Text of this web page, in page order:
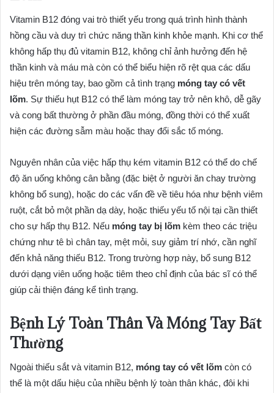
Vitamin B12 đóng vai trò thiết yếu trong quá trình hình thành
hồng cầu và duy trì chức năng thần kinh khỏe mạnh. Khi cơ thể
không hấp thụ đủ vitamin B12, không chỉ ảnh hưởng đến hệ
thần kinh và máu mà còn có thể biểu hiện rõ rệt qua các dấu
hiệu trên móng tay, bao gồm cả tình trạng móng tay có vết
lõm. Sự thiếu hụt B12 có thể làm móng tay trở nên khô, dễ gãy
và cong bất thường ở phần đầu móng, đồng thời có thể xuất
hiện các đường sẫm màu hoặc thay đổi sắc tố móng.
Nguyên nhân của việc hấp thụ kém vitamin B12 có thể do chế
độ ăn uống không cân bằng (đặc biệt ở người ăn chay trường
không bổ sung), hoặc do các vấn đề về tiêu hóa như bệnh viêm
ruột, cắt bỏ một phần dạ dày, hoặc thiếu yếu tố nội tại cần thiết
cho sự hấp thụ B12. Nếu móng tay bị lõm kèm theo các triệu
chứng như tê bì chân tay, mệt mỏi, suy giảm trí nhớ, cần nghĩ
đến khả năng thiếu B12. Trong trường hợp này, bổ sung B12
dưới dạng viên uống hoặc tiêm theo chỉ định của bác sĩ có thể
giúp cải thiện đáng kể tình trạng.
Bệnh Lý Toàn Thân Và Móng Tay Bất
Thường
Ngoài thiếu sắt và vitamin B12, móng tay có vết lõm còn có
thể là một dấu hiệu của nhiều bệnh lý toàn thân khác, đôi khi